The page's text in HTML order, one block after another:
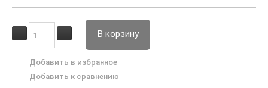
В корзину
Добавить в избранное
Добавить к сравнению